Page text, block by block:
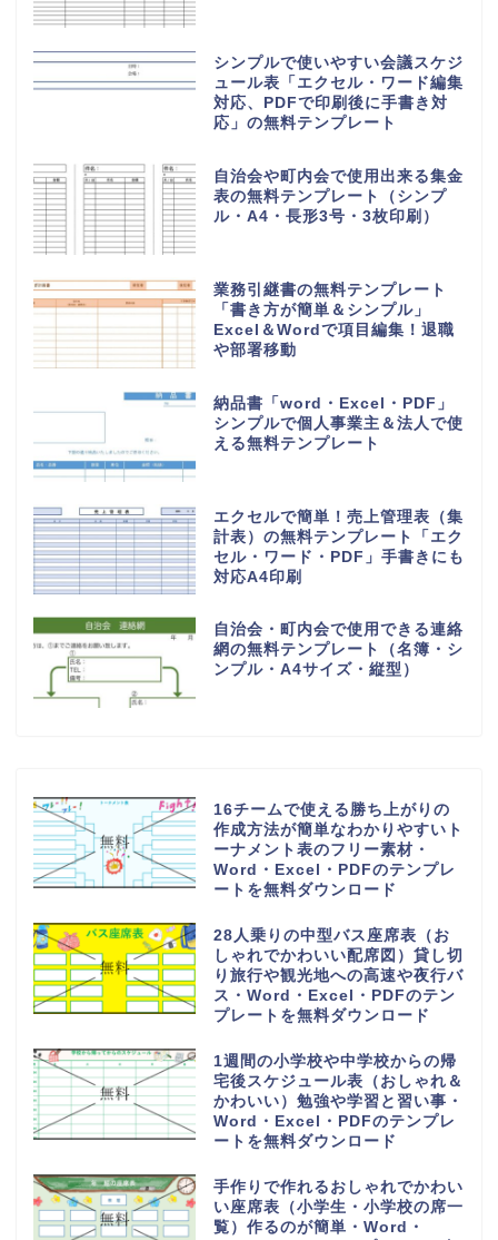
シンプルで使いやすい会議スケジ
ュール表「エクセル・ワード編集
対応、PDFで印刷後に手書き対
応」の無料テンプレート
自治会や町内会で使用出来る集金
表の無料テンプレート（シンプ
ル・A4・長形3号・3枚印刷）
業務引継書の無料テンプレート
「書き方が簡単＆シンプル」
Excel＆Wordで項目編集！退職
や部署移動
納品書「word・Excel・PDF」
シンプルで個人事業主＆法人で使
える無料テンプレート
エクセルで簡単！売上管理表（集
計表）の無料テンプレート「エク
セル・ワード・PDF」手書きにも
対応A4印刷
自治会・町内会で使用できる連絡
網の無料テンプレート（名簿・シ
ンプル・A4サイズ・縦型）
16チームで使える勝ち上がりの
作成方法が簡単なわかりやすいト
ーナメント表のフリー素材・
Word・Excel・PDFのテンプレ
ートを無料ダウンロード
28人乗りの中型バス座席表（お
しゃれでかわいい配席図）貸し切
り旅行や観光地への高速や夜行バ
ス・Word・Excel・PDFのテン
プレートを無料ダウンロード
1週間の小学校や中学校からの帰
宅後スケジュール表（おしゃれ＆
かわいい）勉強や学習と習い事・
Word・Excel・PDFのテンプレ
ートを無料ダウンロード
手作りで作れるおしゃれでかわい
い座席表（小学生・小学校の席一
覧）作るのが簡単・Word・